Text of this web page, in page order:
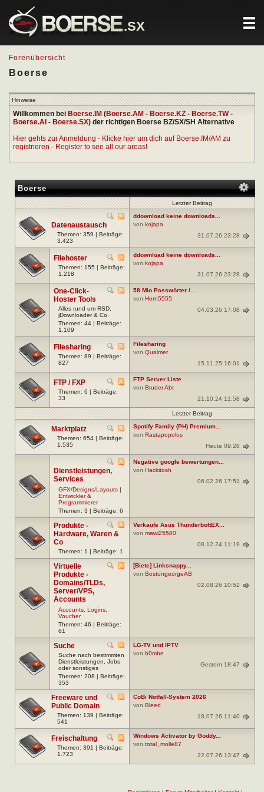
.SX
Forenübersicht
Boerse
Hinweise
Willkommen bei Boerse.IM (Boerse.AM - Boerse.KZ - Boerse.TW-
Boerse.AI - Boerse.SX) der richtigen Boerse BZ/SX/SH Alternative
Hier gehts zur Anmeldung - Klicke hier um dich auf Boerse.IM/AM zu
registrieren - Register to see all our areas!
Boerse
Letzter Beitrag
Datenaustausch
Themen: 359 | Beiträge:
3.423
ddownload keine downloads...
von kojapa
31.07.26 23:28
Filehoster
Themen: 155 | Beiträge:
1.218
ddownload keine downloads...
von kojapa
31.07.26 23:28
One-Click-
Hoster Tools
Alles rund um RSD,
jDownloader & Co.
Themen: 44 | Beiträge:
1.109
58 Mio Passwörter /...
von Horn5555
04.03.26 17:08
Filesharing
Themen: 89 | Beiträge:
827
Filesharing
von Qualmer
15.11.25 16:01
FTP / FXP
Themen: 6 | Beiträge:
33
FTP Server Liste
von Bruder Abt
21.10.24 11:58
Letzter Beitrag
Marktplatz
Themen: 654 | Beiträge:
1.535
Spotify Family (PH) Premium...
von Rastapopolus
Heute 09:28
Dienstleistungen,
Services
GFX/Designs/Layouts |
Entwickler &
Programmierer
Themen: 3 | Beiträge: 6
Negative google bewertungen...
von Hackitosh
06.02.26 17:51
Produkte -
Hardware, Waren &
Co
Themen: 1 | Beiträge: 1
Verkaufe Asus ThunderboltEX...
von mawi25580
08.12.24 11:19
Virtuelle
Produkte -
Domains/TLDs,
Server/VPS,
Accounts
Accounts, Logins,
Voucher
Themen: 46 | Beiträge:
61
[Biete] Linksnappy...
von BostongeorgeAB
02.08.26 10:52
Suche
Suche nach bestimmten
Dienstleistungen, Jobs
oder sonstiges
Themen: 208 | Beiträge:
353
LG-TV und IPTV
von b0mbe
Gestern 18:47
Freeware und
Public Domain
Themen: 139 | Beiträge:
541
CoBi Notfall-System 2026
von Bleed
18.07.26 11:40
Freischaltung
Themen: 391 | Beiträge:
1.723
Windows Activator by Goddy...
von total_molle87
22.07.26 13:47